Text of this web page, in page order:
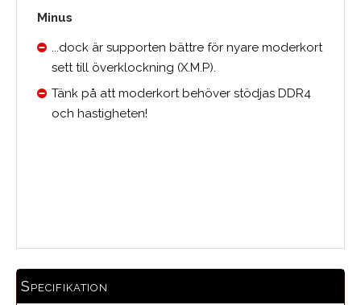
Minus
...dock är supporten bättre för nyare moderkort
sett till överklockning (X.M.P).
Tänk på att moderkort behöver stödjas DDR4
och hastigheten!
Specifikation